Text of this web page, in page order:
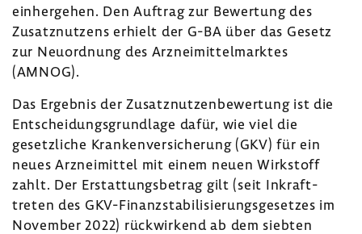
einher­gehen. Den Auftrag zur Bewer­tung des
Zusatz­nut­zens erhielt der G-BA über das Gesetz
zur Neuord­nung des Arznei­mit­tel­marktes
(AMNOG).
Das Ergebnis der Zusatz­nut­zen­be­wer­tung ist die
Entschei­dungs­grund­lage dafür, wie viel die
gesetz­liche Kran­ken­ver­si­che­rung (GKV) für ein
neues Arznei­mittel mit einem neuen Wirk­stoff
zahlt. Der Erstat­tungs­be­trag gilt (seit Inkraft­
treten des GKV-​Finanzstabilisierungsgesetzes im
November 2022) rück­wir­kend ab dem siebten